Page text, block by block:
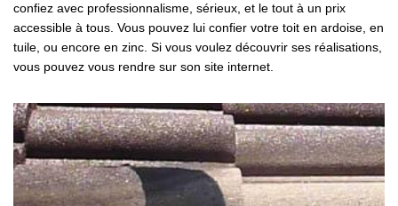
confiez avec professionnalisme, sérieux, et le tout à un prix
accessible à tous. Vous pouvez lui confier votre toit en ardoise, en
tuile, ou encore en zinc. Si vous voulez découvrir ses réalisations,
vous pouvez vous rendre sur son site internet.